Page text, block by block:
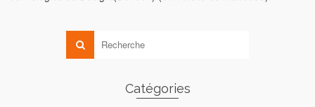
Catégories